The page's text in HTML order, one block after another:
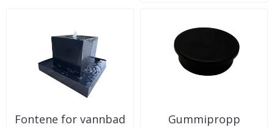
Fontene for vannbad
Gummipropp